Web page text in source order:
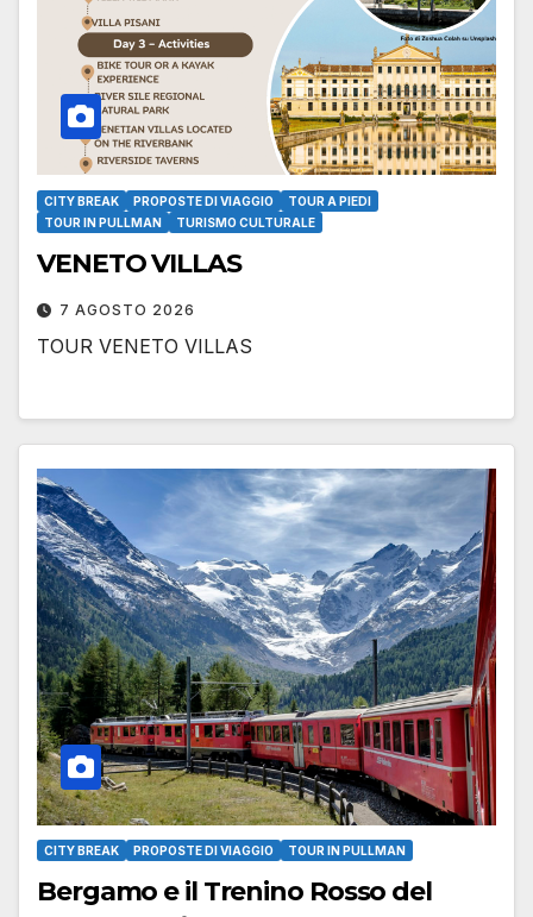
CITY BREAK PROPOSTE DI VIAGGIO
TOUR A PIEDI
TOUR IN PULLMAN
TURISMO CULTURALE
VENETO VILLAS
7 AGOSTO 2026
TOUR VENETO VILLAS
CITY BREAK PROPOSTE DI VIAGGIO TOUR IN PULLMAN
Bergamo e il Trenino Rosso del